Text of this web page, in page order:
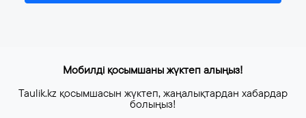
Мобилді қосымшаны жүктеп алыңыз!
Taulik.kz қосымшасын жүктеп, жаңалықтардан хабардар
болыңыз!